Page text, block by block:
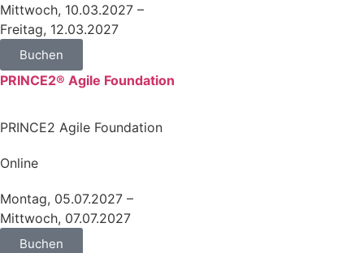
Mittwoch, 10.03.2027 –
Freitag, 12.03.2027
Buchen
PRINCE2® Agile Foundation
PRINCE2 Agile Foundation
Online
Montag, 05.07.2027 –
Mittwoch, 07.07.2027
Buchen